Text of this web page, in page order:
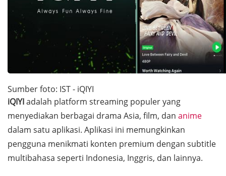
Sumber foto: IST - iQIYI
iQIYIadalah platform streaming populer yang
menyediakan berbagai drama Asia, film, dan anime
dalam satu aplikasi. Aplikasi ini memungkinkan
pengguna menikmati konten premium dengan subtitle
multibahasa seperti Indonesia, Inggris, dan lainnya.